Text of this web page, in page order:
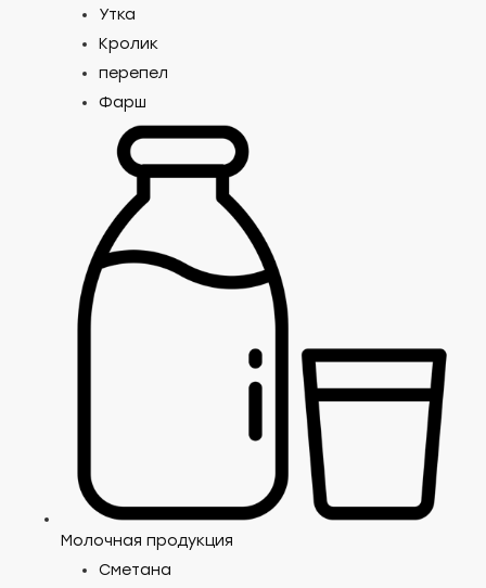
Утка
Кролик
перепел
Фарш
Молочная продукция
Сметана